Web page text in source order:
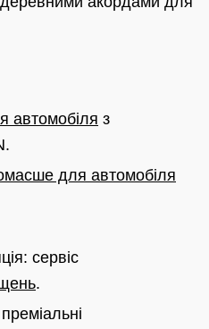
автомобіля з
для автомобіля
сервіс
.